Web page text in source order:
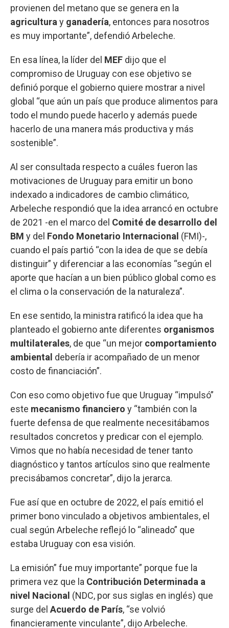
provienen del metano que se genera en la
agricultura y ganadería, entonces para nosotros
es muy importante”, defendió Arbeleche.
En esa línea, la líder del MEF dijo que el
compromiso de Uruguay con ese objetivo se
definió porque el gobierno quiere mostrar a nivel
global “que aún un país que produce alimentos para
todo el mundo puede hacerlo y además puede
hacerlo de una manera más productiva y más
sostenible”.
Al ser consultada respecto a cuáles fueron las
motivaciones de Uruguay para emitir un bono
indexado a indicadores de cambio climático,
Arbeleche respondió que la idea arrancó en octubre
de 2021 -en el marco del Comité de desarrollo del
BM y del Fondo Monetario Internacional (FMI)-,
cuando el país partió “con la idea de que se debía
distinguir” y diferenciar a las economías “según el
aporte que hacían a un bien público global como es
el clima o la conservación de la naturaleza”.
En ese sentido, la ministra ratificó la idea que ha
planteado el gobierno ante diferentes organismos
multilaterales, de que “un mejor comportamiento
ambiental debería ir acompañado de un menor
costo de financiación”.
Con eso como objetivo fue que Uruguay “impulsó”
este mecanismo financiero y “también con la
fuerte defensa de que realmente necesitábamos
resultados concretos y predicar con el ejemplo.
Vimos que no había necesidad de tener tanto
diagnóstico y tantos artículos sino que realmente
precisábamos concretar”, dijo la jerarca.
Fue así que en octubre de 2022, el país emitió el
primer bono vinculado a objetivos ambientales, el
cual según Arbeleche reflejó lo “alineado” que
estaba Uruguay con esa visión.
La emisión” fue muy importante” porque fue la
primera vez que la Contribución Determinada a
nivel Nacional (NDC, por sus siglas en inglés) que
surge del Acuerdo de París, “se volvió
financieramente vinculante”, dijo Arbeleche.